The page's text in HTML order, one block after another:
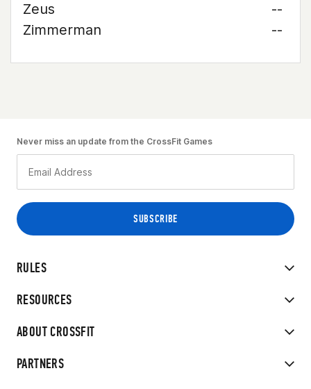
Zeus
--
Zimmerman
--
RULES
RESOURCES
ABOUT CROSSFIT
PARTNERS
Never miss an update from the CrossFit Games